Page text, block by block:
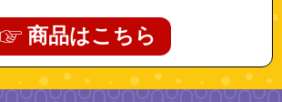
商品はこちら